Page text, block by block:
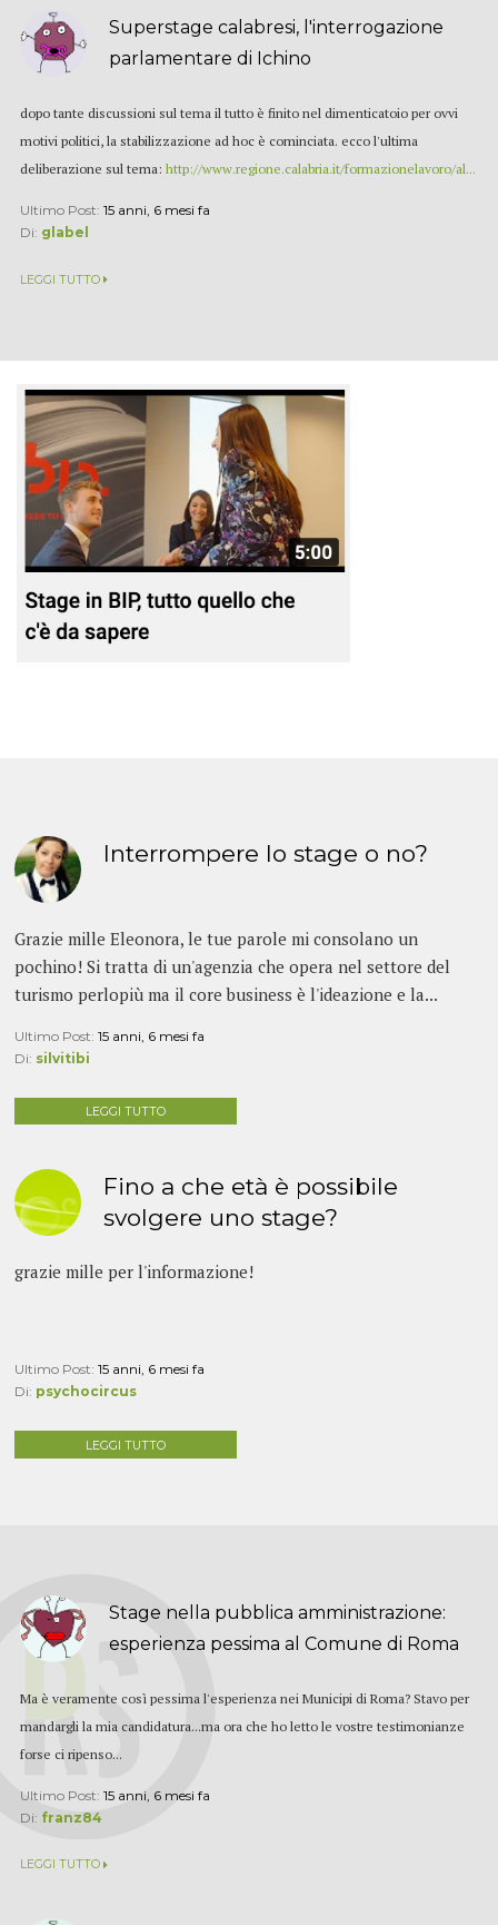
Superstage calabresi, l'interrogazione
parlamentare di Ichino
dopo tante discussioni sul tema il tutto è finito nel dimenticatoio per ovvi
motivi politici, la stabilizzazione ad hoc è cominciata. ecco l'ultima
deliberazione sul tema: http://www.regione.calabria.it/formazionelavoro/al...
Ultimo Post: 15 anni, 6 mesi fa
Di: glabel
LEGGI TUTTO
Interrompere lo stage o no?
Grazie mille Eleonora, le tue parole mi consolano un
pochino! Si tratta di un'agenzia che opera nel settore del
turismo perlopiù ma il core business è l'ideazione e la...
Ultimo Post:15 anni, 6 mesi fa
Di: silvitibi
LEGGI TUTTO
Fino a che età è possibile
svolgere uno stage?
grazie mille per l'informazione!
Ultimo Post:15 anni, 6 mesi fa
Di: psychocircus
LEGGI TUTTO
Stage nella pubblica amministrazione:
esperienza pessima al Comune di Roma
Ma è veramente così pessima l'esperienza nei Municipi di Roma? Stavo per
mandargli la mia candidatura...ma ora che ho letto le vostre testimonianze
forse ci ripenso...
Ultimo Post: 15 anni, 6 mesi fa
Di: franz84
LEGGI TUTTO